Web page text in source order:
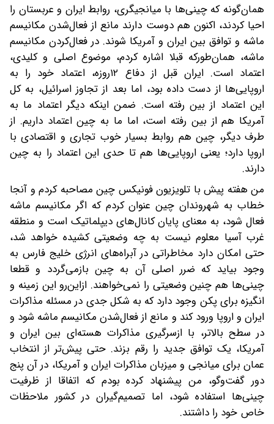
همان‌گونه که چینی‌ها با میانجیگری، روابط ایران و عربستان را
احیا کردند، اکنون هم دوست دارند مانع از فعال‌شدن مکانیسم
ماشه و توافق بین ایران و آمریکا شوند. در فعال‌کردن مکانیسم
ماشه، همان‌طورکه قبلا اشاره کردم، موضوع اصلی و کلیدی،
اعتماد است. ایران قبل از دفاع ۱۲‌روزه، اعتماد خود را به
اروپایی‌ها از دست داده بود، اما بعد از تجاوز اسرائیل، به کل
این اعتماد از بین رفته است. ضمن اینکه دیگر اعتماد ما به
آمریکا هم از بین رفته است، اما ما به چین اعتماد داریم. از
طرف دیگر، چین هم روابط بسیار خوب تجاری و اقتصادی با
اروپا دارد‌؛ یعنی اروپایی‌ها هم تا حدی این اعتماد را به چین
دارند.
من هفته پیش با تلویزیون فونیکس چین مصاحبه کردم و آنجا
خطاب به شهروندان چین عنوان کردم که اگر مکانیسم ماشه
فعال شود، به معنای پایان کانال‌های دیپلماتیک است و منطقه
غرب آسیا معلوم نیست به چه وضعیتی کشیده خواهد شد،
حتی امکان دارد مخاطراتی در آبراه‌های انرژی خلیج فارس به
وجود بیاید که ضرر اصلی آن به چین بازمی‌گردد و قطعا
چینی‌ها هم چنین وضعیتی را نمی‌خواهند. ازاین‌رو این زمینه و
انگیزه برای پکن وجود دارد که به شکل جدی در مسئله مذاکرات
ایران و اروپا ورود کند و مانع از فعال‌شدن مکانیسم ماشه شود و
در سطح بالاتر، با ازسرگیری مذاکرات هسته‌ای بین ایران و
آمریکا، یک توافق جدید را رقم بزند. حتی پیش‌تر از انتخاب
عمان برای میانجی و میزبان مذاکرات ایران و آمریکا، در آن پنج
دور گفت‌وگو، من پیشنهاد کرده بودم که اتفاقا از ظرفیت
چینی‌ها استفاده شود، اما تصمیم‌گیران در کشور ملاحظات
خاص خود را داشتند.